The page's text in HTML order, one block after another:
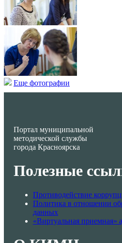
Еще фотографии
Портал муниципальной
методической службы
города Красноярска
Полезные
Противодействие
Политика в отношении
данных
«Виртуальная приемная»